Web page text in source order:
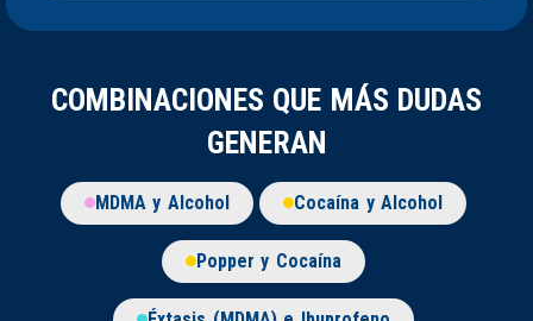
COMBINACIONES QUE MÁS DUDAS
GENERAN
MDMA y Alcohol Cocaína y Alcohol
Popper y Cocaína